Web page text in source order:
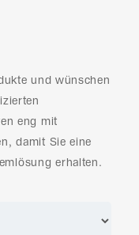
und wünschen
eng mit
damit Sie eine
erhalten.